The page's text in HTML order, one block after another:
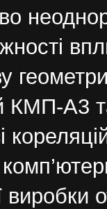
КМП-А3
виробки